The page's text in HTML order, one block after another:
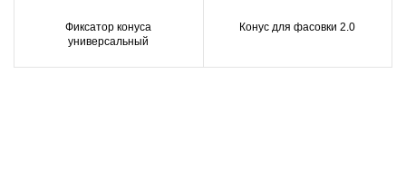
Фиксатор конуса
универсальный
Конус для фасовки 2.0